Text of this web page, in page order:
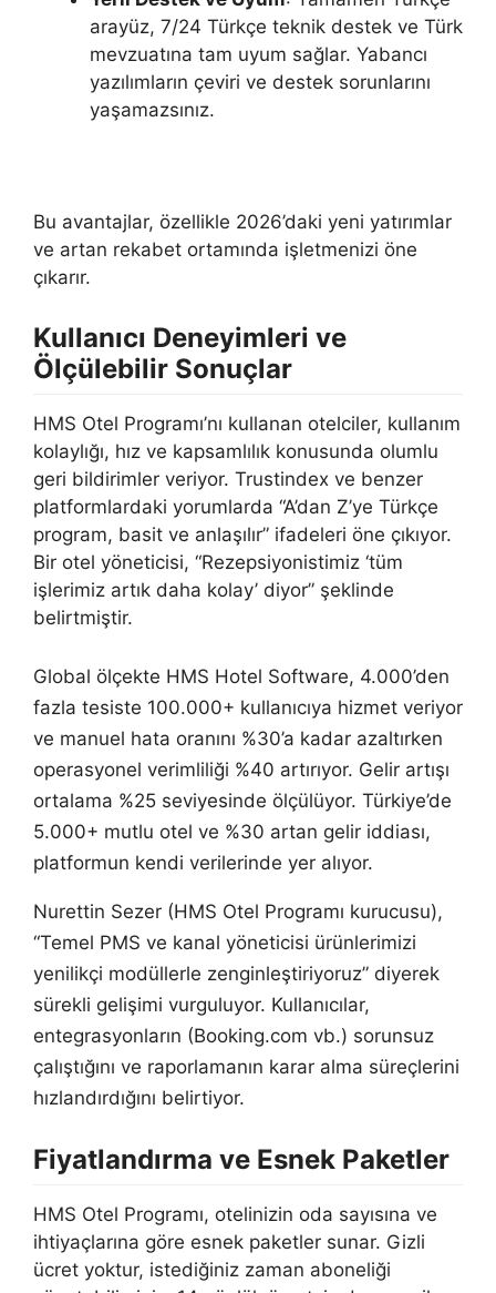
arayüz, 7/24 Türkçe teknik destek ve Türk
mevzuatına tam uyum sağlar. Yabancı
yazılımların çeviri ve destek sorunlarını
yaşamazsınız.
Bu avantajlar, özellikle 2026’daki yeni yatırımlar
ve artan rekabet ortamında işletmenizi öne
çıkarır.
Kullanıcı Deneyimleri ve
Ölçülebilir Sonuçlar
HMS Otel Programı’nı kullanan otelciler, kullanım
kolaylığı, hız ve kapsamlılık konusunda olumlu
geri bildirimler veriyor. Trustindex ve benzer
platformlardaki yorumlarda “A’dan Z’ye Türkçe
program, basit ve anlaşılır” ifadeleri öne çıkıyor.
Bir otel yöneticisi, “Rezepsiyonistimiz ‘tüm
işlerimiz artık daha kolay’ diyor” şeklinde
belirtmiştir.
Global ölçekte HMS Hotel Software, 4.000’den
fazla tesiste 100.000+ kullanıcıya hizmet veriyor
ve manuel hata oranını %30’a kadar azaltırken
operasyonel verimliliği %40 artırıyor. Gelir artışı
ortalama %25 seviyesinde ölçülüyor. Türkiye’de
5.000+ mutlu otel ve %30 artan gelir iddiası,
platformun kendi verilerinde yer alıyor.
Nurettin Sezer (HMS Otel Programı kurucusu),
“Temel PMS ve kanal yöneticisi ürünlerimizi
yenilikçi modüllerle zenginleştiriyoruz” diyerek
sürekli gelişimi vurguluyor. Kullanıcılar,
entegrasyonların (Booking.com vb.) sorunsuz
çalıştığını ve raporlamanın karar alma süreçlerini
hızlandırdığını belirtiyor.
Fiyatlandırma ve Esnek Paketler
HMS Otel Programı, otelinizin oda sayısına ve
ihtiyaçlarına göre esnek paketler sunar. Gizli
ücret yoktur, istediğiniz zaman aboneliği